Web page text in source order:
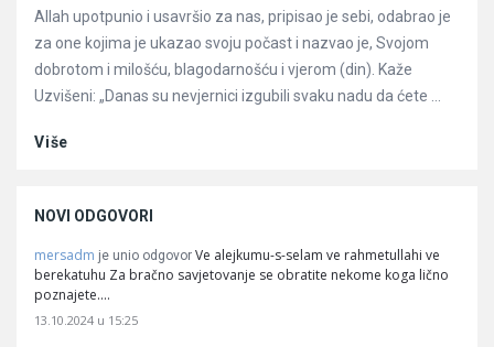
Allah upotpunio i usavršio za nas, pripisao je sebi, odabrao je
za one kojima je ukazao svoju počast i nazvao je, Svojom
dobrotom i milošću, blagodarnošću i vjerom (din). Kaže
Uzvišeni: „Danas su nevjernici izgubili svaku nadu da ćete ...
Više
NOVI ODGOVORI
mersadm je unio odgovor Ve alejkumu-s-selam ve rahmetullahi ve
berekatuhu Za bračno savjetovanje se obratite nekome koga lično
poznajete.…
13.10.2024 u 15:25